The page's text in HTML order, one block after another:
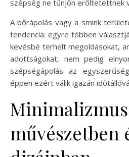
szépség ne tűnjön erőltetettnek
A bőrápolás vagy a smink
tendencia: egyre többen
kevésbé terhelt megoldásokat,
adottságokat, nem pedig
szépségápolás az
éppen ezért válik igazán
művészetben